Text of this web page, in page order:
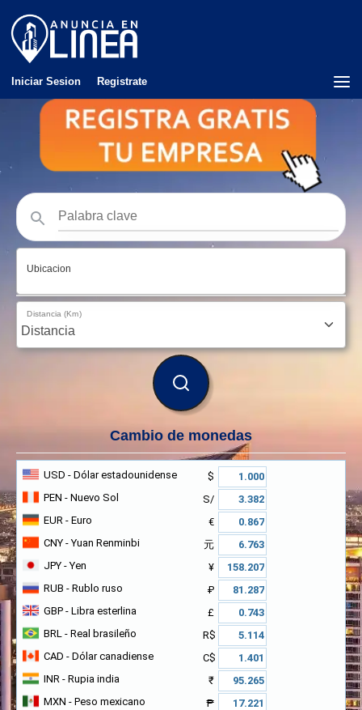
Iniciar Sesion Registrate
Ubicacion
Distancia (Km)
BUSCAR
Cambio de monedas
USD - Dólar estadounidense
$
PEN - Nuevo Sol
S/
EUR - Euro
€
CNY - Yuan Renminbi
元
JPY - Yen
¥
RUB - Rublo ruso
₽
GBP - Libra esterlina
£
BRL - Real brasileño
R$
CAD - Dólar canadiense
C$
INR - Rupia india
₹
MXN - Peso mexicano
₱